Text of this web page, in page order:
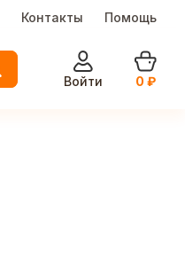
Контакты Помощь
Войти
0 ₽